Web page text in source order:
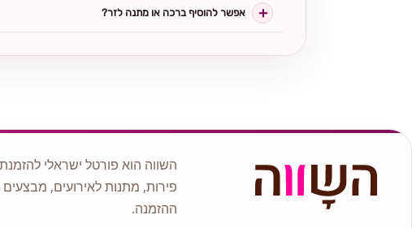
אפשר להוסיף ברכה או מתנה לזר?
השווה הוא פורטל ישראלי
פירות, מתנות לאירועים,
ההזמנה.